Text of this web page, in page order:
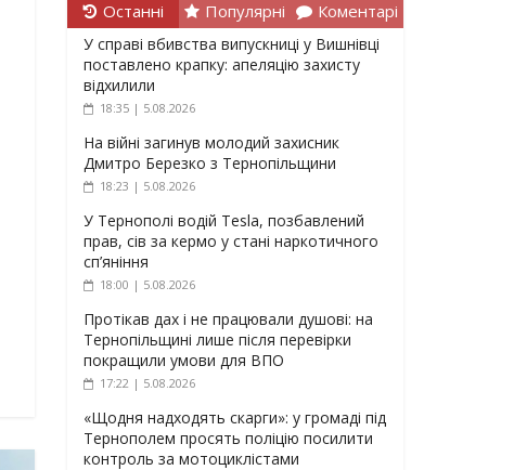
Останні Популярні Коментарі
У справі вбивства випускниці у Вишнівці
поставлено крапку: апеляцію захисту
відхилили
18:35 | 5.08.2026
На війні загинув молодий захисник
Дмитро Березко з Тернопільщини
18:23 | 5.08.2026
У Тернополі водій Tesla, позбавлений
прав, сів за кермо у стані наркотичного
сп’яніння
18:00 | 5.08.2026
Протікав дах і не працювали душові: на
Тернопільщині лише після перевірки
покращили умови для ВПО
17:22 | 5.08.2026
«Щодня надходять скарги»: у громаді під
Тернополем просять поліцію посилити
контроль за мотоциклістами